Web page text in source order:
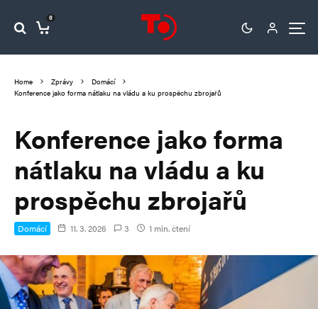
0
Home Zprávy
Domácí
Konference jako forma nátlaku na vládu a ku prospěchu zbrojařů
Konference jako forma
nátlaku na vládu a ku
prospěchu zbrojařů
Domácí 11. 3. 2026 3 1 min. čtení